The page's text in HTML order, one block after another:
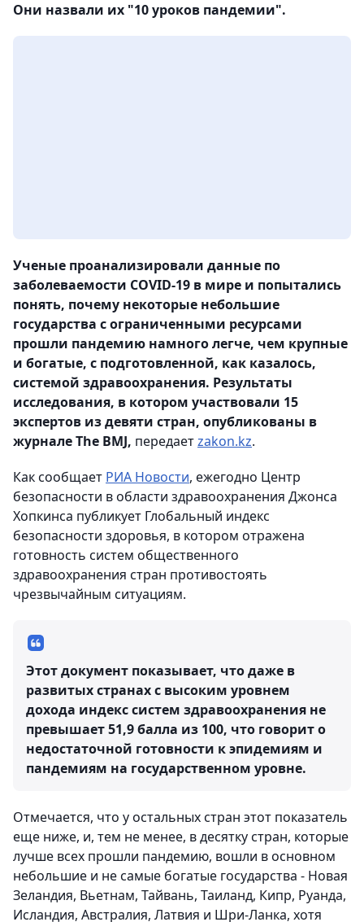
Они назвали их "10 уроков пандемии".
Ученые проанализировали данные по
заболеваемости COVID-19 в мире и попытались
понять, почему некоторые небольшие
государства с ограниченными ресурсами
прошли пандемию намного легче, чем крупные
и богатые, с подготовленной, как казалось,
системой здравоохранения. Результаты
исследования, в котором участвовали 15
экспертов из девяти стран, опубликованы в
журнале The BMJ, передаетzakon.kz.
Как сообщает РИА Новости, ежегодно Центр
безопасности в области здравоохранения Джонса
Хопкинса публикует Глобальный индекс
безопасности здоровья, в котором отражена
готовность систем общественного
здравоохранения стран противостоять
чрезвычайным ситуациям.
Этот документ показывает, что даже в
развитых странах с высоким уровнем
дохода индекс систем здравоохранения не
превышает 51,9 балла из 100, что говорит о
недостаточной готовности к эпидемиям и
пандемиям на государственном уровне.
Отмечается, что у остальных стран этот показатель
еще ниже, и, тем не менее, в десятку стран, которые
лучше всех прошли пандемию, вошли в основном
небольшие и не самые богатые государства - Новая
Зеландия, Вьетнам, Тайвань, Таиланд, Кипр, Руанда,
Исландия, Австралия, Латвия и Шри-Ланка, хотя